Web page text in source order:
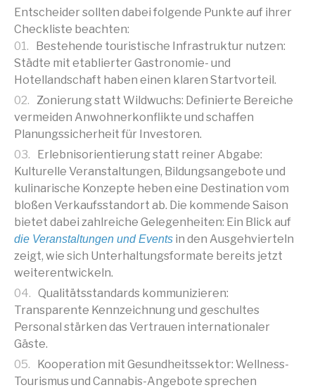
Entscheider sollten dabei folgende Punkte auf ihrer
Checkliste beachten:
Bestehende touristische Infrastruktur nutzen:
Städte mit etablierter Gastronomie- und
Hotellandschaft haben einen klaren Startvorteil.
Zonierung statt Wildwuchs: Definierte Bereiche
vermeiden Anwohnerkonflikte und schaffen
Planungssicherheit für Investoren.
Erlebnisorientierung statt reiner Abgabe:
Kulturelle Veranstaltungen, Bildungsangebote und
kulinarische Konzepte heben eine Destination vom
bloßen Verkaufsstandort ab. Die kommende Saison
bietet dabei zahlreiche Gelegenheiten: Ein Blick auf
die Veranstaltungen und Events in den Ausgehvierteln
zeigt, wie sich Unterhaltungsformate bereits jetzt
weiterentwickeln.
Qualitätsstandards kommunizieren:
Transparente Kennzeichnung und geschultes
Personal stärken das Vertrauen internationaler
Gäste.
Kooperation mit Gesundheitssektor: Wellness-
Tourismus und Cannabis-Angebote sprechen